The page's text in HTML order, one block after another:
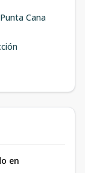
Cana
en